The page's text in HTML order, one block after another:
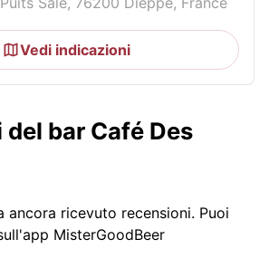
Vedi indicazioni
bar Café Des
ancora ricevuto recensioni. Puoi
MisterGoodBeer